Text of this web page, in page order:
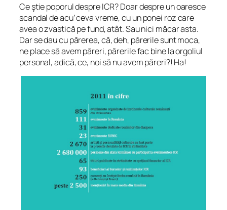
Ce ştie poporul despre ICR? Doar despre un oaresce
scandal de acu’ ceva vreme, cu un ponei roz care
avea o zvastică pe fund, atât. Sau nici măcar asta.
Darse dau cu părerea, că, deh, părerile sunt moca,
ne place să avem păreri, părerile fac bine la orgoliul
personal, adică, ce, noi să nu avem păreri?! Ha!